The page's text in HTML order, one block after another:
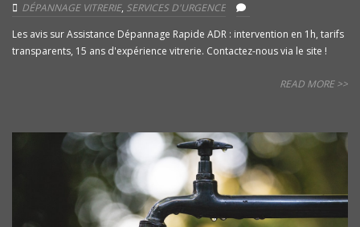
DÉPANNAGE VITRERIE, SERVICES D'URGENCE
Les avis sur Assistance Dépannage Rapide ADR : intervention en 1h, tarifs
transparents, 15 ans d'expérience vitrerie. Contactez-nous via le site !
READ MORE >>